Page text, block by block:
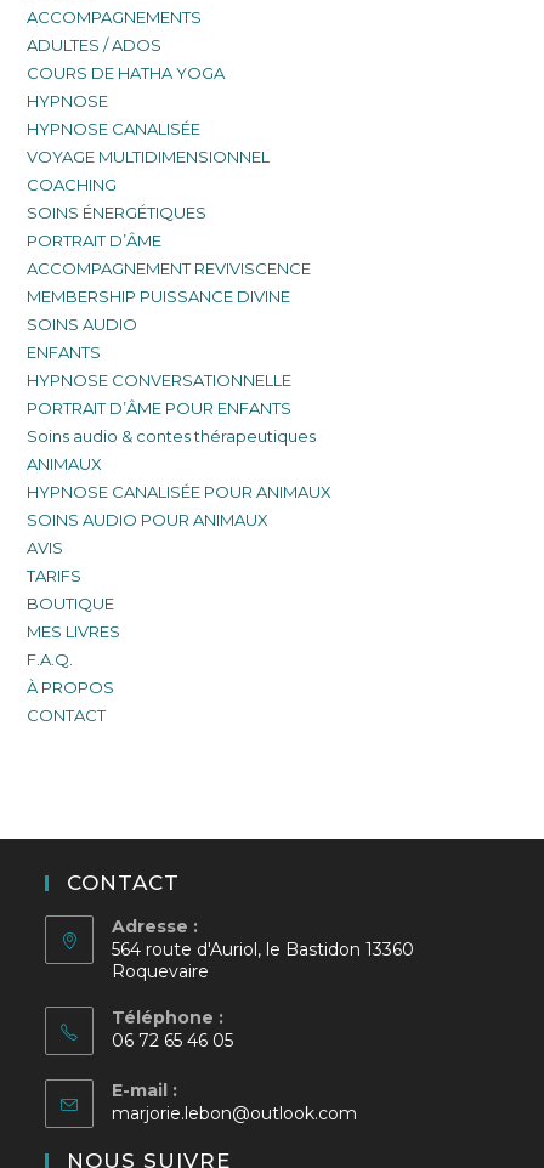
ACCOMPAGNEMENTS
ADULTES / ADOS
COURS DE HATHA YOGA
HYPNOSE
HYPNOSE CANALISÉE
VOYAGE MULTIDIMENSIONNEL
COACHING
SOINS ÉNERGÉTIQUES
PORTRAIT D’ÂME
ACCOMPAGNEMENT REVIVISCENCE
MEMBERSHIP PUISSANCE DIVINE
SOINS AUDIO
ENFANTS
HYPNOSE CONVERSATIONNELLE
PORTRAIT D’ÂME POUR ENFANTS
Soins audio & contes thérapeutiques
ANIMAUX
HYPNOSE CANALISÉE POUR ANIMAUX
SOINS AUDIO POUR ANIMAUX
AVIS
TARIFS
BOUTIQUE
MES LIVRES
F.A.Q.
À PROPOS
CONTACT
CONTACT
Adresse :
564 route d'Auriol, le Bastidon 13360
Roquevaire
Téléphone :
06 72 65 46 05
E-mail :
marjorie.lebon@outlook.com
NOUS SUIVRE